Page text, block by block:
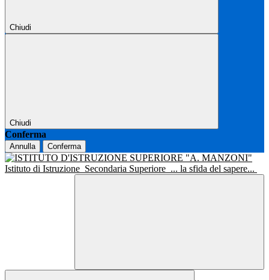
Chiudi
Chiudi
Conferma
Annulla Conferma
Istituto di Istruzione Secondaria Superiore ... la sfida del sapere...